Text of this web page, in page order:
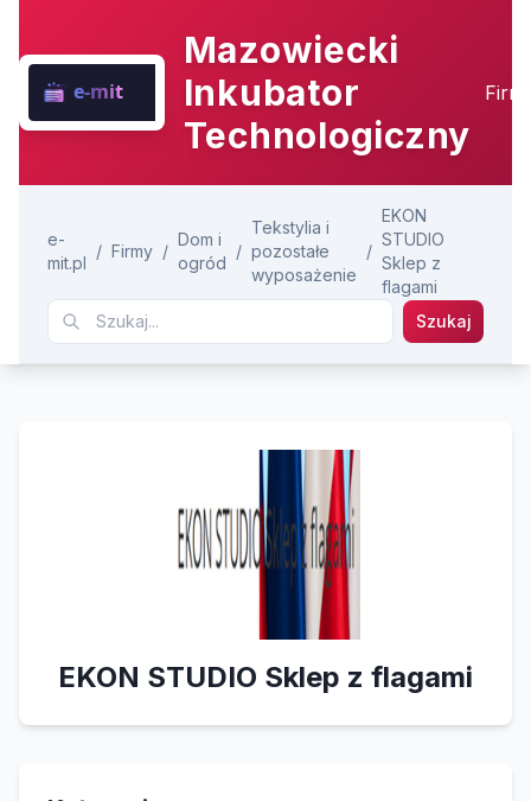
Mazowiecki
Inkubator
Technologiczny
e-
mit.pl
/ Firmy /
Dom i
ogród
/
Tekstylia i
pozostałe
wyposażenie
/
EKON
STUDIO
Sklep z
flagami
Szukaj
EKON STUDIO Sklep z flagami